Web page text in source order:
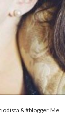
& #blogger. Me